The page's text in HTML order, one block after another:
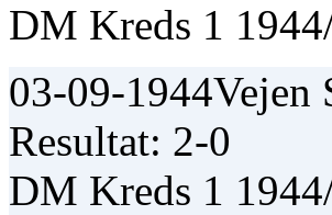
DM Kreds 1
03-09-1944Vejen
Resultat: 2-0
DM Kreds 1